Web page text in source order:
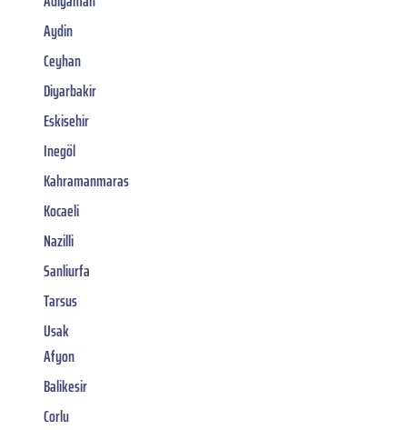
Aydin
Ceyhan
Diyarbakir
Eskisehir
Inegöl
Kahramanmaras
Kocaeli
Nazilli
Sanliurfa
Tarsus
Usak
Afyon
Balikesir
Corlu